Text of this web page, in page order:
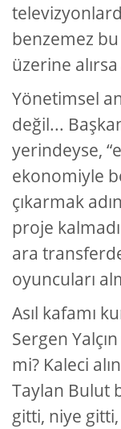
benzemez
üzerine
Yönetimsel
değil...
yerindeyse,
ekonomiyle
çıkarmak
proje
ara
oyuncuları
Asıl kafamı
Sergen
mi? Kaleci
Taylan Bulut
gitti, niye